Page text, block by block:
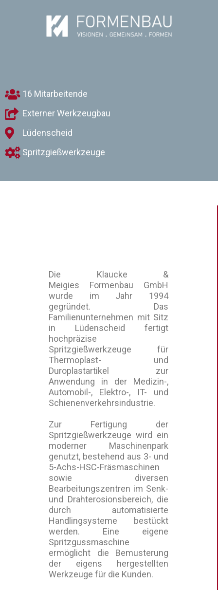
16 Mitarbeitende
Externer Werkzeugbau
Lüdenscheid
Spritzgießwerkzeuge
Die Klaucke &
Meigies Formenbau GmbH
wurde im Jahr 1994
gegründet. Das
Familienunternehmen mit Sitz
in Lüdenscheid fertigt
hochpräzise
Spritzgießwerkzeuge für
Thermoplast- und
Duroplastartikel zur
Anwendung in der Medizin-,
Automobil-, Elektro-, IT- und
Schienenverkehrsindustrie.
Zur Fertigung der
Spritzgießwerkzeuge wird ein
moderner Maschinenpark
genutzt, bestehend aus 3- und
5-Achs-HSC-Fräsmaschinen
sowie diversen
Bearbeitungszentren im Senk-
und Drahterosionsbereich, die
durch automatisierte
Handlingsysteme bestückt
werden. Eine eigene
Spritzgussmaschine
ermöglicht die Bemusterung
der eigens hergestellten
Werkzeuge für die Kunden.